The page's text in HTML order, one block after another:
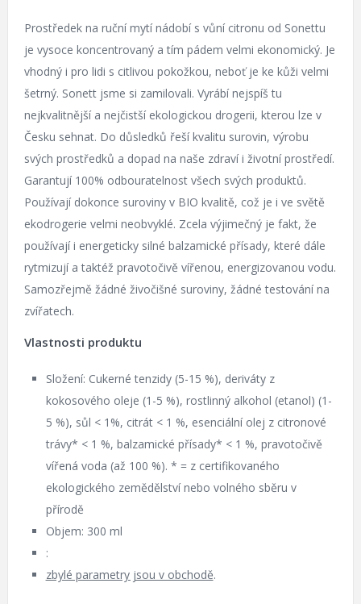
Prostředek na ruční mytí nádobí s vůní citronu od Sonettu
je vysoce koncentrovaný a tím pádem velmi ekonomický. Je
vhodný i pro lidi s citlivou pokožkou, neboť je ke kůži velmi
šetrný. Sonett jsme si zamilovali. Vyrábí nejspíš tu
nejkvalitnější a nejčistší ekologickou drogerii, kterou lze v
Česku sehnat. Do důsledků řeší kvalitu surovin, výrobu
svých prostředků a dopad na naše zdraví i životní prostředí.
Garantují 100% odbouratelnost všech svých produktů.
Používají dokonce suroviny v BIO kvalitě, což je i ve světě
ekodrogerie velmi neobvyklé. Zcela výjimečný je fakt, že
používají i energeticky silné balzamické přísady, které dále
rytmizují a taktéž pravotočivě vířenou, energizovanou vodu.
Samozřejmě žádné živočišné suroviny, žádné testování na
zvířatech.
Vlastnosti produktu
Složení: Cukerné tenzidy (5-15 %), deriváty z
kokosového oleje (1-5 %), rostlinný alkohol (etanol) (1-
5 %), sůl < 1%, citrát < 1 %, esenciální olej z citronové
trávy* < 1 %, balzamické přísady* < 1 %, pravotočivě
vířená voda (až 100 %). * = z certifikovaného
ekologického zemědělství nebo volného sběru v
přírodě
Objem: 300 ml
:
zbylé parametry jsou v obchodě.